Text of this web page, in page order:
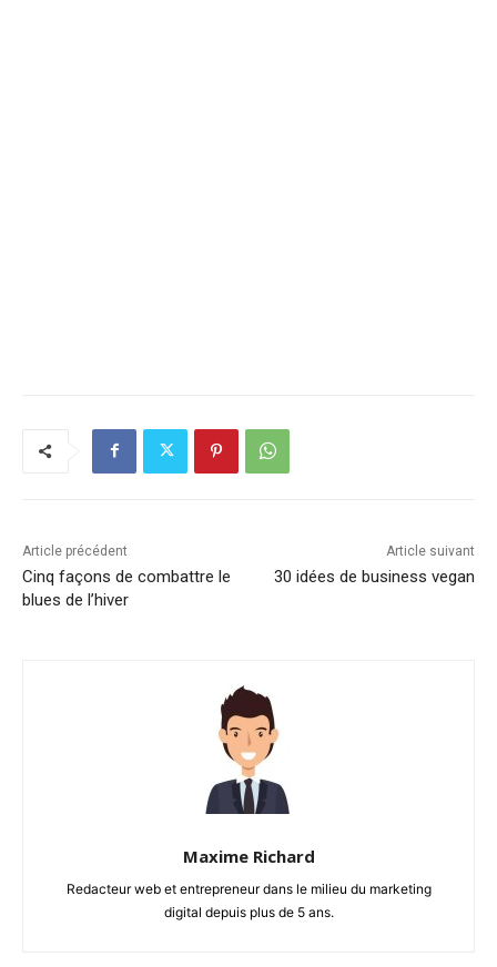
Article précédent
Cinq façons de combattre le
blues de l’hiver
Article suivant
30 idées de business vegan
Maxime Richard
Redacteur web et entrepreneur dans le milieu du marketing
digital depuis plus de 5 ans.